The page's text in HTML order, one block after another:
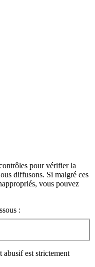
pour vérifier la
diffusons. Si malgré ces
vous pouvez
:
abusif est strictement